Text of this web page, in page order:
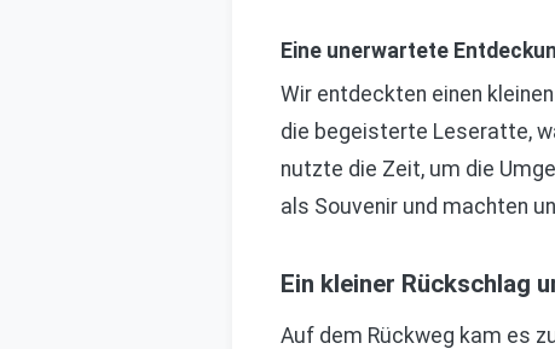
Eine unerwartete
Wir entdeckten einen
die begeisterte Leseratte,
nutzte die Zeit, um die
als Souvenir und machten
Ein kleiner Rückschlag
Auf dem Rückweg kam es